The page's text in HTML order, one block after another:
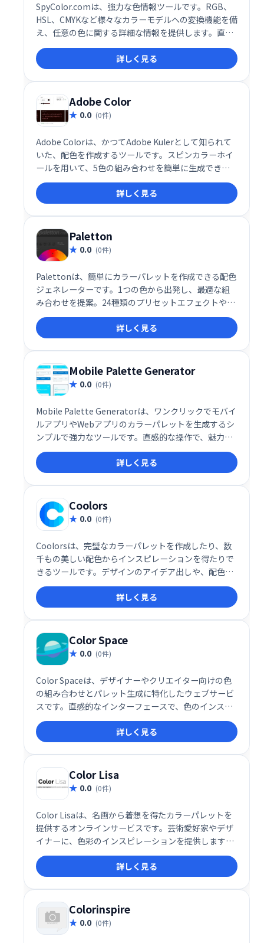
SpyColor.comは、強力な色情報ツールです。RGB、
HSL、CMYKなど様々なカラーモデルへの変換機能を備
え、任意の色に関する詳細な情報を提供します。直感
的なカラー検索で、思い通りの色を見つけられます。
無料でご利用いただけますので、デザインや制作作業
の効率化にご活用ください。様々なカラーモデルに対
応し、色に関する情報を網羅的に提供する、頼れるツ
ールです。
詳しく見る
Adobe Color
0.0 (0件)
Adobe Colorは、かつてAdobe Kulerとして知られて
いた、配色を作成するツールです。スピンカラーホイ
ールを用いて、5色の組み合わせを簡単に生成できま
す。デスクトップ版もあり、他のAdobe製品との連携
もスムーズ。デザインに最適なカラーパレットを効率
的に見つけることができます。
詳しく見る
Paletton
0.0 (0件)
Palettonは、簡単にカラーパレットを作成できる配色
ジェネレーターです。1つの色から出発し、最適な組
み合わせを提案。24種類のプリセットエフェクトや豊
富なカスタマイズオプションで、理想的な配色を自由
に生成できます。PNG、CSSコードなど様々な形式で
エクスポート可能。デザイン制作を効率化します。
詳しく見る
Mobile Palette Generator
0.0 (0件)
Mobile Palette Generatorは、ワンクリックでモバイ
ルアプリやWebアプリのカラーパレットを生成するシ
ンプルで強力なツールです。直感的な操作で、魅力的
な色合いの組み合わせを簡単に作成できます。デザイ
ン制作の効率化に貢献します。
詳しく見る
Coolors
0.0 (0件)
Coolorsは、完璧なカラーパレットを作成したり、数
千もの美しい配色からインスピレーションを得たりで
きるツールです。デザインのアイデア出しや、配色に
迷った時に最適。直感的な操作で、簡単に理想の色を
見つけられます。創造性を刺激し、あなたのプロジェ
クトを彩る、頼れるカラーパレット生成ツールです。
詳しく見る
Color Space
0.0 (0件)
Color Spaceは、デザイナーやクリエイター向けの色
の組み合わせとパレット生成に特化したウェブサービ
スです。直感的なインターフェースで、色のインスピ
レーションを得やすく、選択した色から調和のとれた
組み合わせやグラデーションを自動提案します。プロ
ジェクトに最適な色彩計画を効率的に立てられる便利
なツールです。
詳しく見る
Color Lisa
0.0 (0件)
Color Lisaは、名画から着想を得たカラーパレットを
提供するオンラインサービスです。芸術愛好家やデザ
イナーに、色彩のインスピレーションを提供します。
豊富なパレットから、あなたの作品にぴったりの色を
見つけ、創造性を刺激しましょう。 アートとデザイン
の新たな可能性を、Color Lisaで探求してください。
詳しく見る
Colorinspire
0.0 (0件)